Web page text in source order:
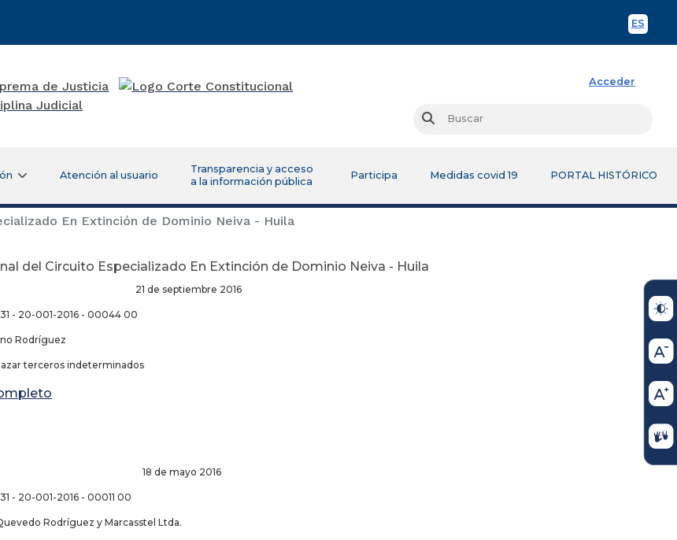
ES
Acceder
Buscar
Atención al usuario
Transparencia y acceso
a la información pública
Participa Medidas covid 19 PORTAL HISTÓRICO
En Extinción de Dominio Neiva - Huila
del Circuito Especializado En Extinción de Dominio Neiva - Huila
2016
- 20-001-2016 - 00044 00
Rodríguez
terceros indeterminados
mayo 2016
- 20-001-2016 - 00011 00
Rodríguez y Marcasstel Ltda.